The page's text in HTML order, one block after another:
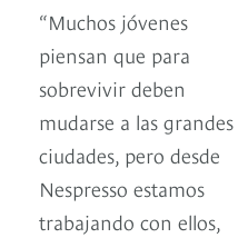
“Muchos jóvenes
piensan que para
sobrevivir deben
mudarse a las grandes
ciudades, pero desde
Nespresso estamos
trabajando con ellos,